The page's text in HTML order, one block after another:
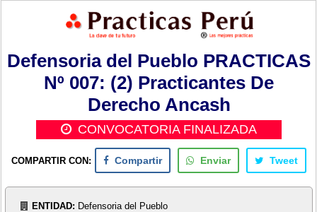
Defensoria del Pueblo PRACTICAS
Nº 007: (2) Practicantes De
Derecho Ancash
CONVOCATORIA FINALIZADA
COMPARTIR CON: Compartir Enviar Tweet
ENTIDAD: Defensoria del Pueblo